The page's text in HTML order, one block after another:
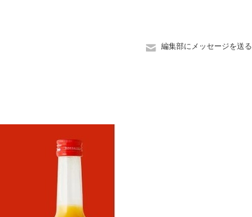
編集部にメッセージを送る